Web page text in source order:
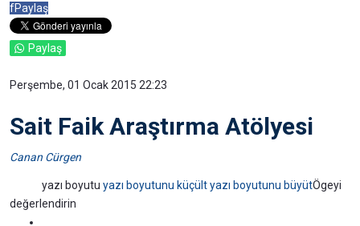
fPaylaş
Paylaş
Perşembe, 01 Ocak 2015 22:23
Sait Faik Araştırma Atölyesi
Canan Cürgen
yazı boyutu yazı boyutunu küçült yazı boyutunu büyütÖgeyi
değerlendirin